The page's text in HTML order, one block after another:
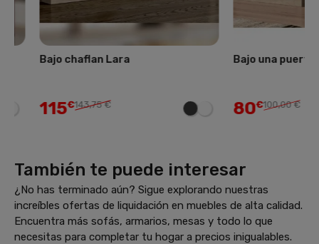
Bajo chaflan Lara
115€143,75 €
Bajo una puerta
80€100,00 €
También te puede interesar
¿No has terminado aún? Sigue explorando nuestras
increíbles ofertas de liquidación en muebles de alta calidad.
Encuentra más sofás, armarios, mesas y todo lo que
necesitas para completar tu hogar a precios inigualables.